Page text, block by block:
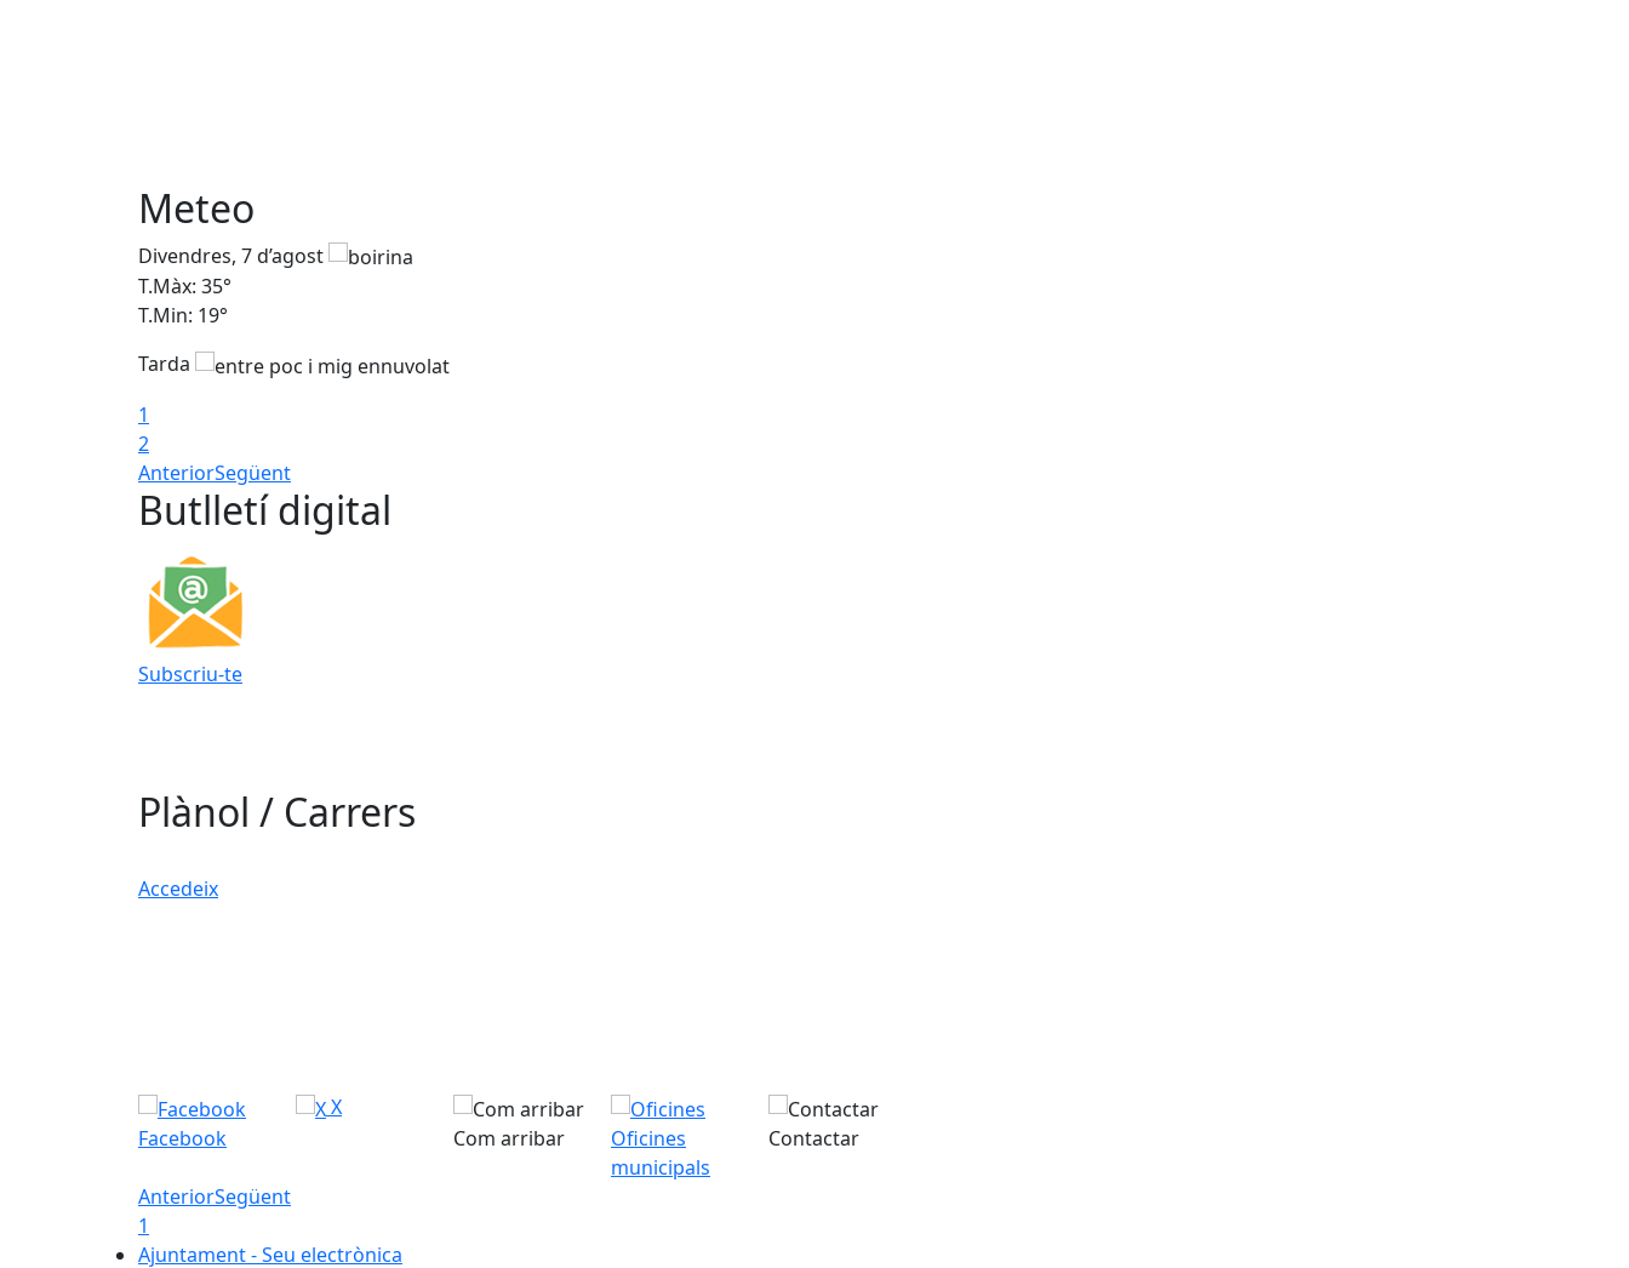
Meteo
Divendres, 7 d’agost
T.Màx: 35°
T.Min: 19°
Tarda
1
2
AnteriorSegüent
Butlletí digital
Subscriu-te
Plànol / Carrers
Accedeix
Facebook
X
Com arribar
Oficines
municipals
Contactar
AnteriorSegüent
1
Ajuntament - Seu electrònica